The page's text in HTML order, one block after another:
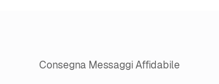
Consegna Messaggi Affidabile